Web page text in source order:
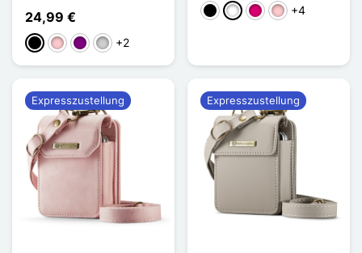
24,99 €
Schwarz
PinkViolettSilber
+2
Schwarz
WeißMagenta
Pink+4
Expresszustellung Expresszustellung